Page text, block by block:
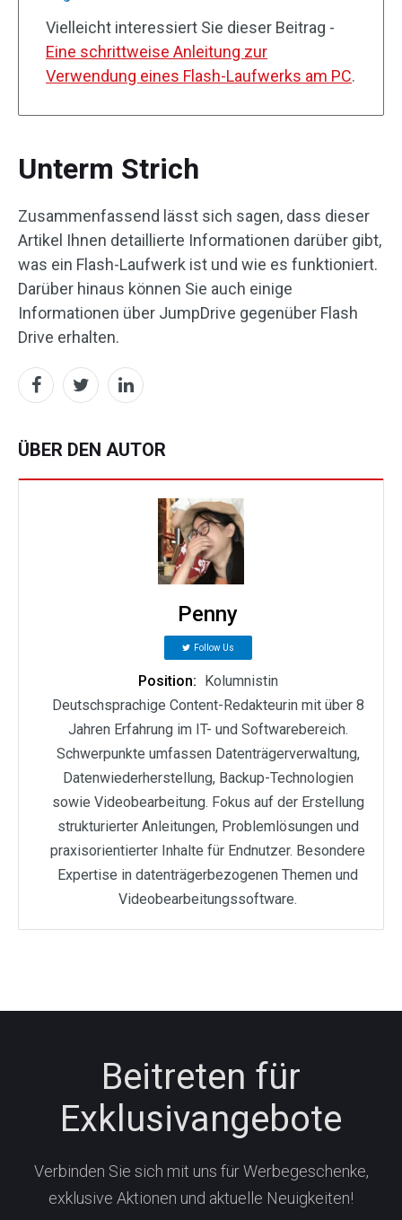
Vielleicht interessiert Sie dieser Beitrag -
Eine schrittweise Anleitung zur
Verwendung eines Flash-Laufwerks am PC.
Unterm Strich
Zusammenfassend lässt sich sagen, dass dieser
Artikel Ihnen detaillierte Informationen darüber gibt,
was ein Flash-Laufwerk ist und wie es funktioniert.
Darüber hinaus können Sie auch einige
Informationen über JumpDrive gegenüber Flash
Drive erhalten.
ÜBER DEN AUTOR
Penny
Follow Us
Position: Kolumnistin
Deutschsprachige Content-Redakteurin mit über 8
Jahren Erfahrung im IT- und Softwarebereich.
Schwerpunkte umfassen Datenträgerverwaltung,
Datenwiederherstellung, Backup-Technologien
sowie Videobearbeitung. Fokus auf der Erstellung
strukturierter Anleitungen, Problemlösungen und
praxisorientierter Inhalte für Endnutzer. Besondere
Expertise in datenträgerbezogenen Themen und
Videobearbeitungssoftware.
Beitreten für
Exklusivangebote
Verbinden Sie sich mit uns für Werbegeschenke,
exklusive Aktionen und aktuelle Neuigkeiten!